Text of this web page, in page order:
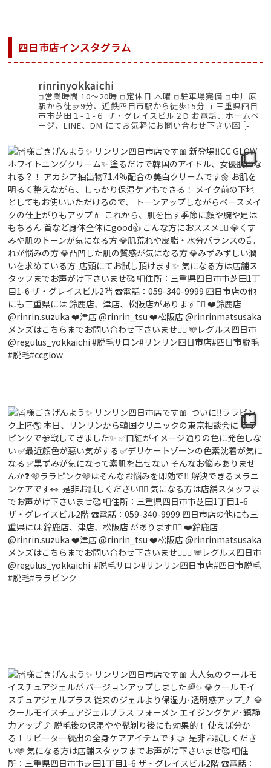
四日市店インスタグラム
rinrinyokkaichi
◽︎営業時間 10～20時 ◽︎定休日 木曜 ◽︎駐車場完備 ◽︎中川原
駅から徒歩9分、近鉄四日市駅から徒歩15分 〒三重県四日
市市芝田１-１-６ ザ・グレイスビル２D お電話、ホームペ
ージ、LINE、DM にてお気軽にお問い合わせ下さい💌 ̖́-‬